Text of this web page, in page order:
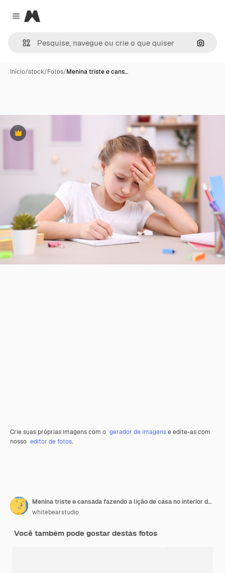
Close menu
Magnific
Início/stock/Fotos/Menina triste e cans…
Premium
Crie suas próprias imagens com o gerador de imagense edite-as com
nosso editor de fotos.
Menina triste e cansada fazendo a lição de casa no interior da sala
whitebearstudio
Você também pode gostar destas fotos